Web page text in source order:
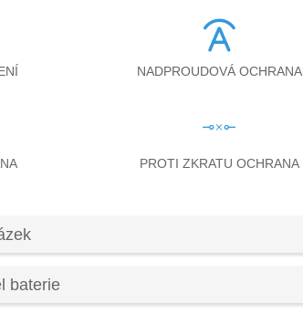
NADPROUDOVÁ OCHRANA
PROTI ZKRATU OCHRANA
baterie